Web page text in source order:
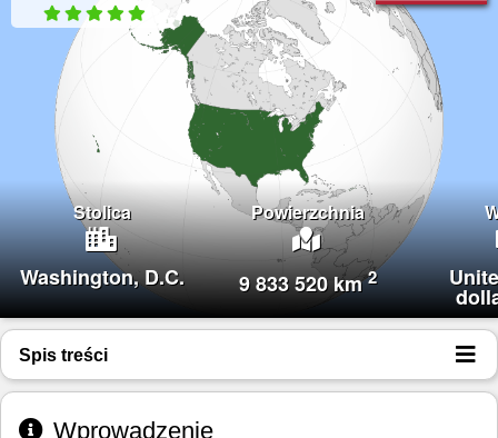
Stolica Powierzchnia
Washington, D.C. 9 833 520 km2
Spis treści
Wprowadzenie